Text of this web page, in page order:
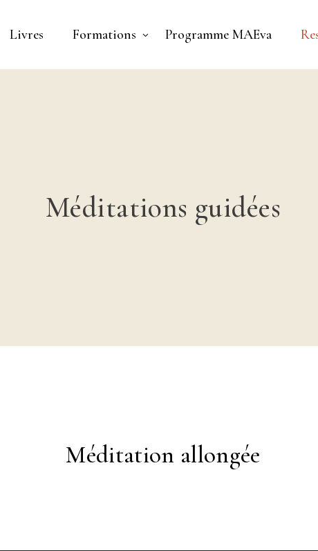
Livres Formations Programme MAEva
Méditations guidées
Méditation allongée